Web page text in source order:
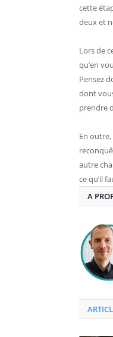
cette
deux et
Lors de
qu’en
Pensez
dont
prendre
En
autre
ce qu’il
A